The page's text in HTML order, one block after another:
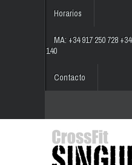
Horarios
MA: +34 917 250 728
140
Contacto